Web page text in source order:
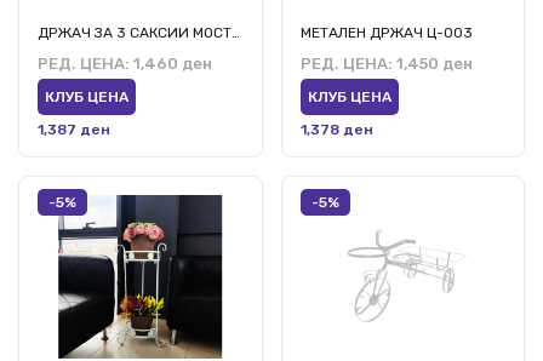
РЕД. ЦЕНА: 1,460 ден
КЛУБ ЦЕНА
1,387 ден
МЕТАЛЕН ДРЖАЧ Ц-003
РЕД. ЦЕНА: 1,450 ден
КЛУБ ЦЕНА
1,378 ден
-5% -5%